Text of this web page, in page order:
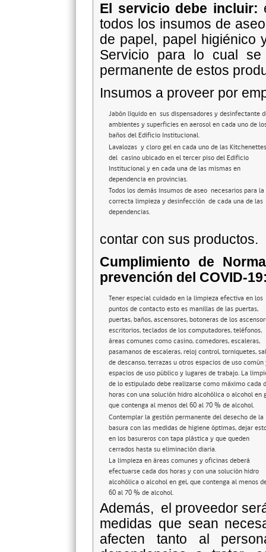
El servicio debe incluir:
todos los insumos de
de papel, papel higiénico
Servicio para lo cual se
permanente de estos
Insumos a proveer por
Jabón líquido en sus dispensadores y desinfectante
ambientes y superficies en aerosol en cada uno de
baños del Edificio Institucional.
Lavalozas y cloro gel en cada uno de las
del casino ubicado en el tercer piso del Edificio
Institucional y en cada una de las mismas en
dependencia en provincias.
Todos los demás insumos de aseo necesarios para la
correcta limpieza y desinfección de cada una de las
dependencias.
contar con sus productos.
Cumplimiento de
prevención del COVID-
Tener especial cuidado en la limpieza efectiva en los
puntos de contacto esto es manillas de las puertas,
puertas, baños, ascensores, botoneras de los
escritorios, teclados de los computadores, teléfonos,
áreas comunes como casino, comedores, escaleras,
pasamanos de escaleras, reloj control, torniquetes,
de descanso, terrazas u otros espacios de uso
espacios de uso público y lugares de trabajo. La
de lo estipulado debe realizarse como máximo cada
horas con una solución hidro alcohólica o alcohol en
que contenga al menos del 60 al 70 % de alcohol.
Contemplar la gestión permanente del desecho de la
basura con las medidas de higiene óptimas, dejar
en los basureros con tapa plástica y que queden
cerrados hasta su eliminación diaria.
La limpieza en áreas comunes y oficinas deberá
efectuarse cada dos horas y con una solución hidro
alcohólica o alcohol en gel, que contenga al menos
60 al 70 % de alcohol.
Además, el proveedor
medidas que sean
afecten tanto al